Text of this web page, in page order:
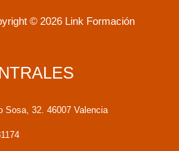
© 2026 Link Formación
Sosa, 32. 46007 Valencia